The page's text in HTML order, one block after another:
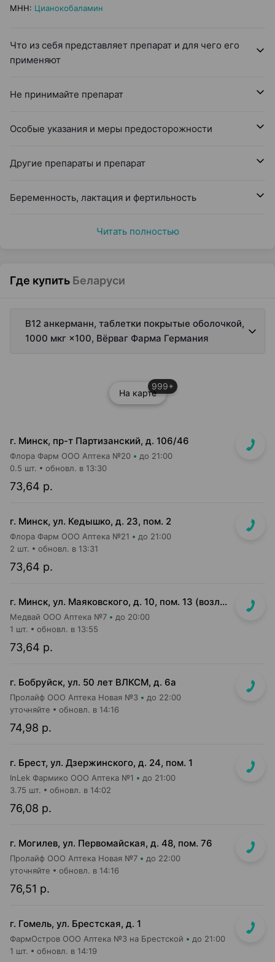
МНН: Цианокобаламин
Что из себя представляет препарат и для чего его
применяют
Не принимайте препарат
Особые указания и меры предосторожности
Другие препараты и препарат
Беременность, лактация и фертильность
Читать полностью
Где купить Беларуси
В12 анкерманн, таблетки покрытые оболочкой,
1000 мкг ×100, Вёрваг Фарма Германия
На карте
999+
г. Минск, пр-т Партизанский, д. 106/46
Флора Фарм ООО Аптека №20 до 21:00
73,64 р.
0.5 шт. обновл. в 13:30
г. Минск, ул. Кедышко, д. 23, пом. 2
Флора Фарм ООО Аптека №21 до 21:00
73,64 р.
2 шт. обновл. в 13:31
г. Минск, ул. Маяковского, д. 10, пом. 13 (возле Пиццы Мании)
Медвай ООО Аптека №7 до 20:00
73,64 р.
1 шт. обновл. в 13:55
г. Бобруйск, ул. 50 лет ВЛКСМ, д. 6а
Пролайф ООО Аптека Новая №3 до 22:00
74,98 р.
уточняйте обновл. в 14:16
г. Брест, ул. Дзержинского, д. 24, пом. 1
InLek Фармико ООО Аптека №1 до 21:00
76,08 р.
3.75 шт. обновл. в 14:02
г. Могилев, ул. Первомайская, д. 48, пом. 76
Пролайф ООО Аптека Новая №7 до 22:00
76,51 р.
уточняйте обновл. в 14:16
г. Гомель, ул. Брестская, д. 1
ФармОстров ООО Аптека №3 на Брестской до 21:00
1 шт. обновл. в 14:19